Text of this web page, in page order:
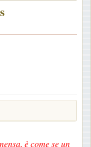
è come se un